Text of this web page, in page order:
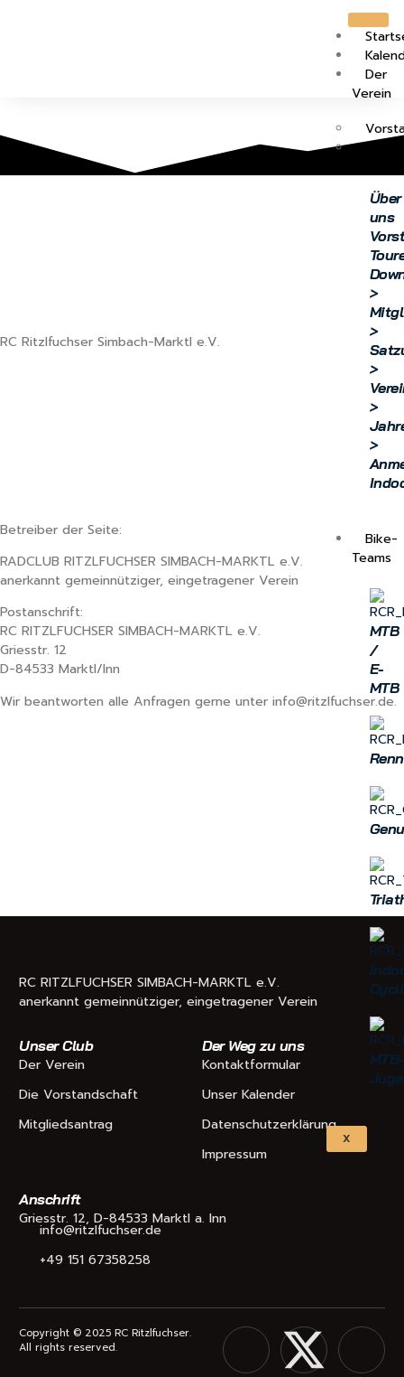
Der
Verein
Die
Über
uns
>
>
>
>
>
Bike-
Teams
MTB
/
E-
MTB
MTB-
X
RC Ritzlfuchser Simbach-Marktl e.V.
Betreiber der Seite:
RADCLUB RITZLFUCHSER SIMBACH-MARKTL e.V.
anerkannt gemeinnütziger, eingetragener Verein
Postanschrift:
RC RITZLFUCHSER SIMBACH-MARKTL e.V.
Griesstr. 12
D-84533 Marktl/Inn
Wir beantworten alle Anfragen gerne unter info@ritzlfuchser.de.
RC RITZLFUCHSER SIMBACH-MARKTL e.V.
anerkannt gemeinnütziger, eingetragener Verein
Unser Club
Der Verein
Die Vorstandschaft
Mitgliedsantrag
Der Weg zu uns
Kontaktformular
Unser Kalender
Datenschutzerklärung
Impressum
Anschrift
Griesstr. 12, D-84533 Marktl a. Inn
info@ritzlfuchser.de
+49 151 67358258
Copyright © 2025 RC Ritzlfuchser.
All rights reserved.